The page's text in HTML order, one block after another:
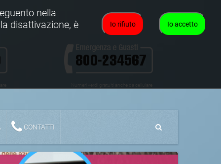
Numeri verdi gratuiti anche da cellulare
CONTATTI
Io accetto
Io rifiuto
nella
disattivazione, è